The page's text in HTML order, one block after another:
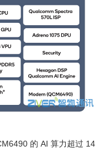
的 AI 算力超过 14